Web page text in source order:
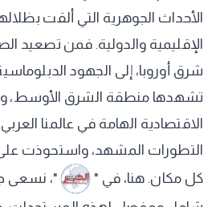
الأحداث الجوهرية التي ألقت
الإقليمية والدولية. فمن تصعيد
شرق أوروبا، إلى الجهود
تشهدها منطقة الشرق الأوسط،
الاقتصادية الهامة في عالمنا
التطورات المشهد، واستحوذت على
كل مكان. هنا، في "
"، نسعى